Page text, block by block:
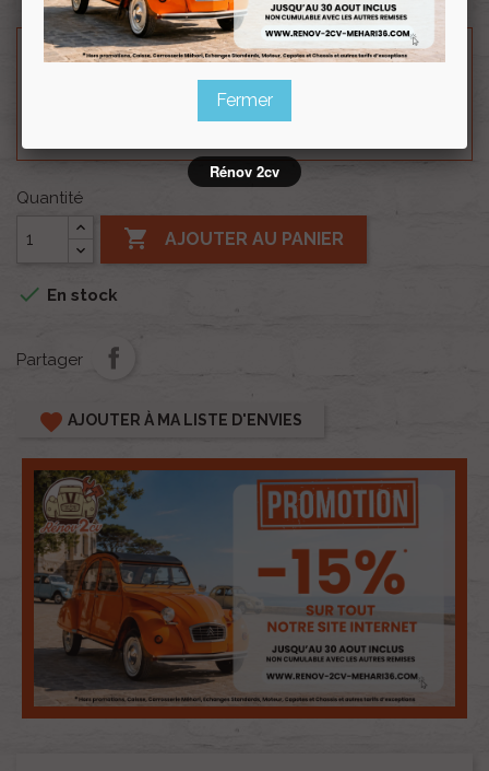
Besoin d'un renseignement technique sur le produit
? N'hésitez pas à contacter notre service
0254 277 154ou par mail à
renov2cv.technique@gmail.com
Quantité
 AJOUTER AU PANIER
 En stock
Partager
favorite AJOUTER À MA LISTE D'ENVIES
Fermer
Rénov 2cv